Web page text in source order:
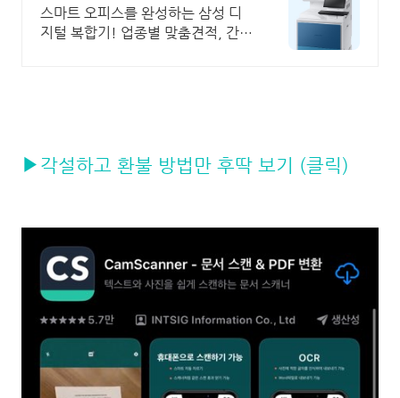
본사 공식 운영 견적문의
스마트 오피스를 완성하는 삼성 디
지털 복합기! 업종별 맞춤견적, 간편
▶각설하고 환불 방법만 후딱 보기 (클릭)